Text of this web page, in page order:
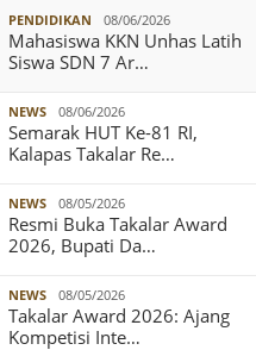
PENDIDIKAN 08/06/2026
Mahasiswa KKN Unhas Latih
Siswa SDN 7 Ar…
NEWS 08/06/2026
Semarak HUT Ke-81 RI,
Kalapas Takalar Re…
NEWS 08/05/2026
Resmi Buka Takalar Award
2026, Bupati Da…
NEWS 08/05/2026
Takalar Award 2026: Ajang
Kompetisi Inte…